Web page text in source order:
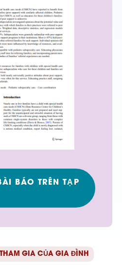
BÁO TRÊN TẠP
GIA CỦA GIA ĐÌNH